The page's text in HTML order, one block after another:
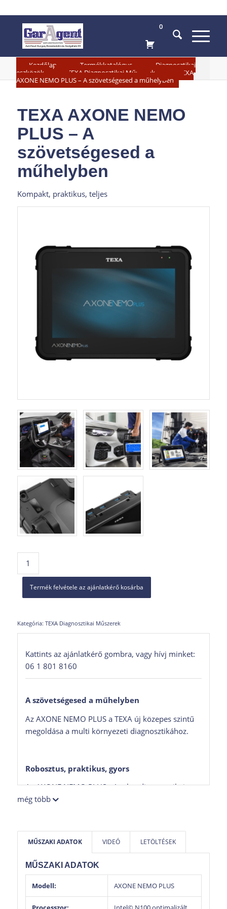
0
Kezdőlap Termékkatalógus
Diagnosztikai
eszközök
» TEXA Diagnosztikai Műszerek
TEXA
AXONE NEMO PLUS – A szövetségesed a műhelyben
TEXA AXONE NEMO
PLUS – A
szövetségesed a
műhelyben
Kompakt, praktikus, teljes
Termék felvétele az ajánlatkérő kosárba
Kategória: TEXA Diagnosztikai Műszerek
Kattints az ajánlatkérő gombra, vagy hívj minket:
06 1 801 8160
A szövetségesed a műhelyben
Az AXONE NEMO PLUS a TEXA új közepes szintű
megoldása a multi környezeti diagnosztikához.
Robosztus, praktikus, gyors
Az AXONE NEMO PLUS páratlan diagnosztikai
élményt kínál. Robusztussága és megbízhatósága
Egyedülálló tulajdonságainak köszönhetően
diagnosztikai lehetőségek bővítésére bármilyen
típusú járművön.
Az AXONE NEMO PLUS a Windows 11 operációs
rendszerrel rendelkezik, mely garantálja a
még több
MŰSZAKI ADATOK VIDEÓ LETÖLTÉSEK
MŰSZAKI ADATOK
Modell: AXONE NEMO PLUS